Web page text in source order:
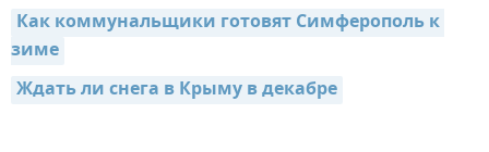
Как коммунальщики готовят Симферополь к
зиме
Ждать ли снега в Крыму в декабре